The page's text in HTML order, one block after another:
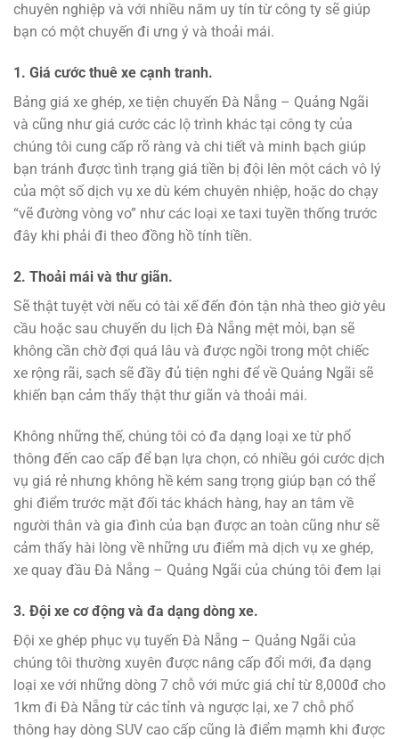
chuyên nghiệp và với nhiều năm uy tín từ công ty sẽ giúp
bạn có một chuyến đi ưng ý và thoải mái.
1. Giá cước thuê xe cạnh tranh.
Bảng giá xe ghép, xe tiện chuyến Đà Nẵng – Quảng Ngãi
và cũng như giá cước các lộ trình khác tại công ty của
chúng tôi cung cấp rõ ràng và chi tiết và minh bạch giúp
bạn tránh được tình trạng giá tiền bị đội lên một cách vô lý
của một số dịch vụ xe dù kém chuyên nhiệp, hoặc do chạy
“vẽ đường vòng vo” như các loại xe taxi tuyền thống trước
đây khi phải đi theo đồng hồ tính tiền.
2. Thoải mái và thư giãn.
Sẽ thật tuyệt vời nếu có tài xế đến đón tận nhà theo giờ yêu
cầu hoặc sau chuyến du lịch Đà Nẵng mệt mỏi, bạn sẽ
không cần chờ đợi quá lâu và được ngồi trong một chiếc
xe rộng rãi, sạch sẽ đầy đủ tiện nghi để về Quảng Ngãi sẽ
khiến bạn cảm thấy thật thư giãn và thoải mái.
Không những thế, chúng tôi có đa dạng loại xe từ phổ
thông đến cao cấp để bạn lựa chọn, có nhiều gói cước dịch
vụ giá rẻ nhưng không hề kém sang trọng giúp bạn có thể
ghi điểm trước mặt đối tác khách hàng, hay an tâm về
người thân và gia đình của bạn được an toàn cũng như sẽ
cảm thấy hài lòng về những ưu điểm mà dịch vụ xe ghép,
xe quay đầu Đà Nẵng – Quảng Ngãi của chúng tôi đem lại
3. Đội xe cơ động và đa dạng dòng xe.
Đội xe ghép phục vụ tuyến Đà Nẵng – Quảng Ngãi của
chúng tôi thường xuyên được nâng cấp đổi mới, đa dạng
loại xe với những dòng 7 chỗ với mức giá chỉ từ 8,000đ cho
1km đi Đà Nẵng từ các tỉnh và ngược lại, xe 7 chỗ phổ
thông hay dòng SUV cao cấp cũng là điểm mạmh khi được